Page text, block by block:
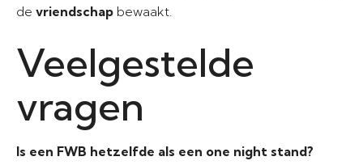
de vriendschap bewaakt.
Veelgestelde
vragen
Is een FWB hetzelfde als een one night stand?